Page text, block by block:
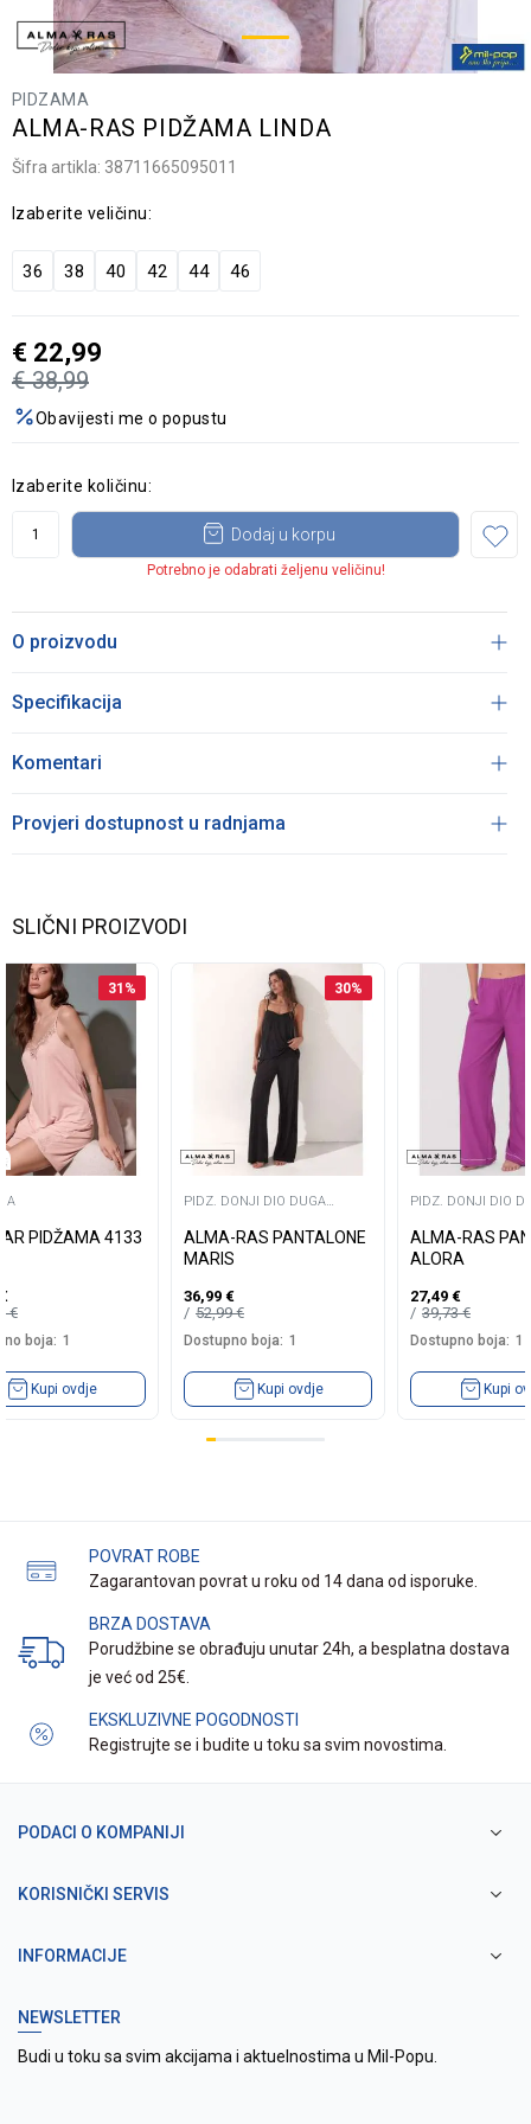
PIDZAMA
ALMA-RAS PIDŽAMA LINDA
Šifra artikla: 38711665095011
Izaberite veličinu:
36 38 40 42 44 46
€ 38,99
€ 22,99
Obavijesti me o popustu
Izaberite količinu:
Dodaj u korpu
Potrebno je odabrati željenu veličinu!
O proizvodu
Specifikacija
Komentari
Provjeri dostupnost u radnjama
SLIČNI PROIZVODI
31 %
PIDŽAMA 4133
€
€
boja: 1
Kupi ovdje
30%
PIDZ. DONJI DIO DUGA
NOGAVICA
ALMA-RAS PANTALONE
MARIS
36,99 €
52,99€
Dostupno boja: 1
Kupi ovdje
PIDZ. DONJI DIO
NOGAVICA
ALMA-RAS
ALORA
27,49 €
39,73€
Dostupno boja: 1
Kupi
POVRAT ROBE
Zagarantovan povrat u roku od 14 dana od isporuke.
BRZA DOSTAVA
Porudžbine se obrađuju unutar 24h, a besplatna dostava
je već od 25€.
EKSKLUZIVNE POGODNOSTI
Registrujte se i budite u toku sa svim novostima.
PODACI O KOMPANIJI
KORISNIČKI SERVIS
INFORMACIJE
NEWSLETTER
Budi u toku sa svim akcijama i aktuelnostima u Mil-Popu.